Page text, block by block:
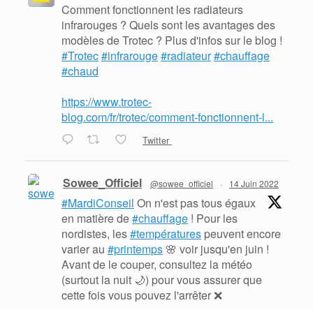
Comment fonctionnent les radiateurs
infrarouges ? Quels sont les avantages des
modèles de Trotec ? Plus d'infos sur le blog !
#Trotec#infrarouge#radiateur#chauffage
#chaud
https://www.trotec-
blog.com/fr/trotec/comment-fonctionnent-l...
Twitter
Sowee_Officiel @sowee_officiel · 14 Juin 2022
#MardiConseil On n'est pas tous égaux
en matière de#chauffage ! Pour les
nordistes, les#températures peuvent encore
varier au #printemps 🌸 voir jusqu'en juin !
Avant de le couper, consultez la météo
(surtout la nuit 🌙) pour vous assurer que
cette fois vous pouvez l'arrêter ❌